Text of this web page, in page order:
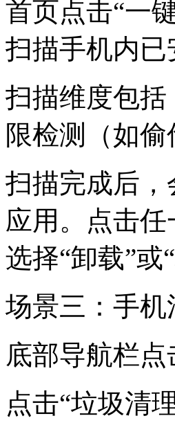
首页点击“一
扫描手机内
扫描维度包
限检测（如
扫描完成后，
应用。点击
选择“卸载”或
场景三：手机
底部导航栏
点击“垃圾清